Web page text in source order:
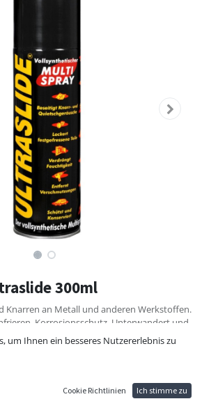
300ml
Knarren an Metall und anderen Werkstoffen.
Korrosionsschutz, Unterwandert und
in stromführende Anlagen und Schalter
und Textilien nicht an.
um Ihnen ein besseres Nutzererlebnis zu
Cookie Richtlinien Ich stimme zu